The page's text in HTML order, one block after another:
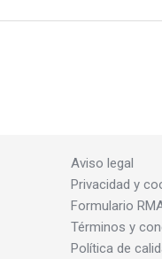
Aviso legal
Privacidad y
Formulario
Términos y
Política de